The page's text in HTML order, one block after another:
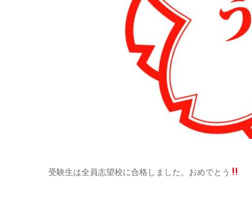
受験生は全員志望校に合格しました。おめでとう